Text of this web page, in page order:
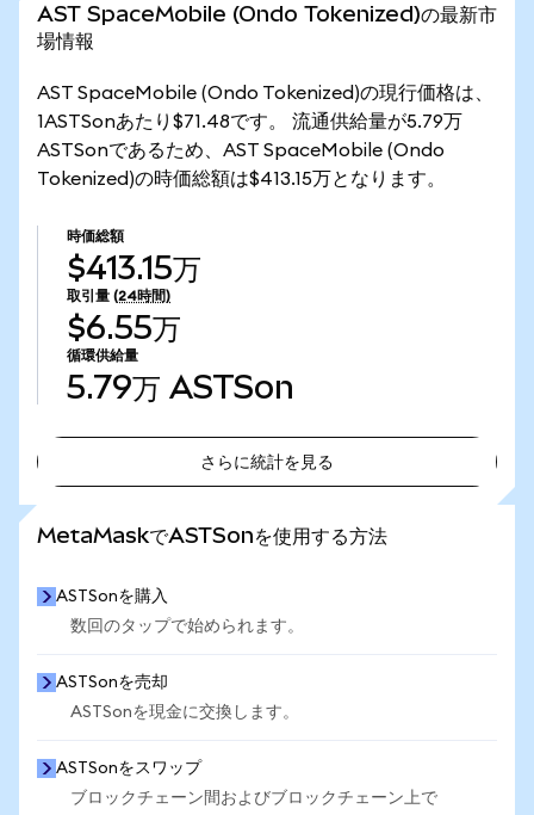
AST SpaceMobile (Ondo Tokenized)の最新市
場情報
AST SpaceMobile (Ondo Tokenized)の現行価格は、
1ASTSonあたり$71.48です。 流通供給量が5.79万
ASTSonであるため、AST SpaceMobile (Ondo
Tokenized)の時価総額は$413.15万となります。
時価総額
$413.15万
取引量 (24時間)
$6.55万
循環供給量
5.79万 ASTSon
さらに統計を見る
MetaMaskでASTSonを使用する方法
ASTSonを購入
数回のタップで始められます。
ASTSonを売却
ASTSonを現金に交換します。
ASTSonをスワップ
ブロックチェーン間およびブロックチェーン上で